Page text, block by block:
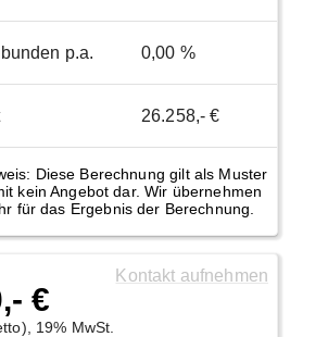
p.a. 0,00 %
26.258,- €
Diese Berechnung gilt als Muster
kein Angebot dar. Wir übernehmen
für das Ergebnis der Berechnung.
€
19% MwSt.
Kontakt aufnehmen